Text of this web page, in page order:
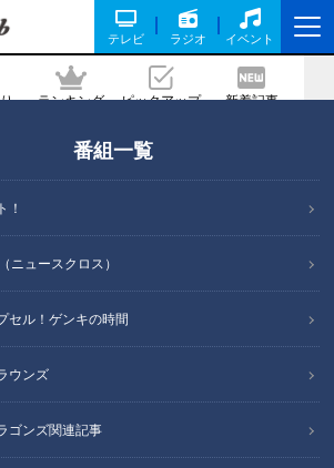
テレビ ラジオ イベント
ランキング ピックアップ 新着記事
番組一覧
！
ニュースクロス）
セル！ゲンキの時間
ウンズ
ゴンズ関連記事
注目の裁判
（ラジチューブ）
リ
する」と言われたことを信じて不倫した男